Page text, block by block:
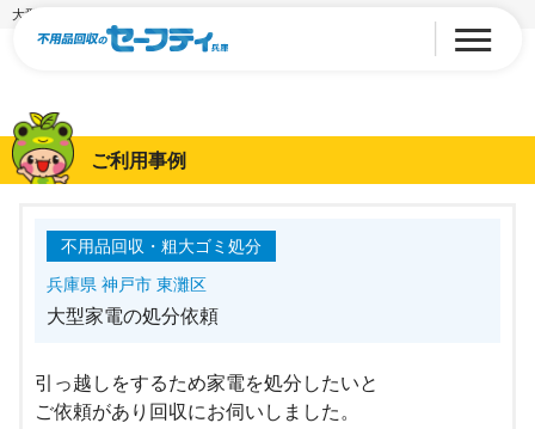
大型家電の処分依頼
ご利用事例
不用品回収・粗大ゴミ処分
兵庫県 神戸市 東灘区
大型家電の処分依頼
引っ越しをするため家電を処分したいと
ご依頼があり回収にお伺いしました。